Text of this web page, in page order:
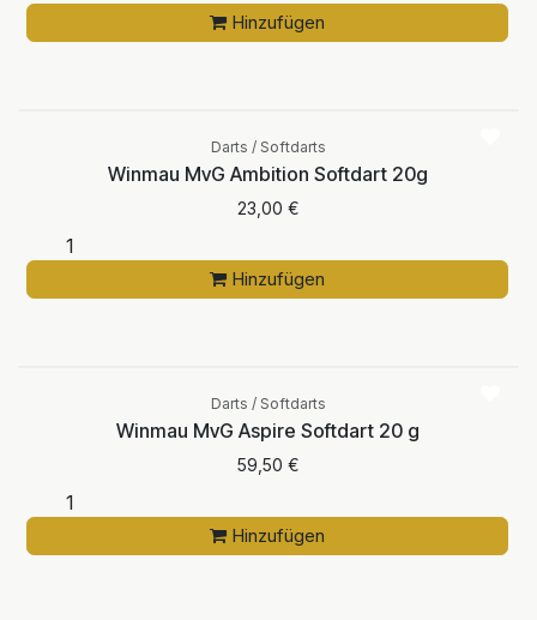
Hinzufügen
Darts / Softdarts
Winmau MvG Ambition Softdart 20g
23,00 €
Hinzufügen
Darts / Softdarts
Winmau MvG Aspire Softdart 20 g
59,50 €
Hinzufügen